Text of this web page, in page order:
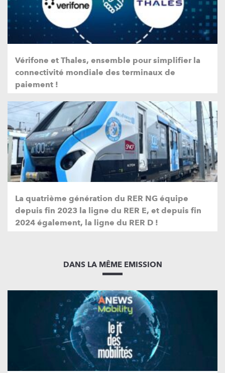
Vérifone et Thales, ensemble pour simplifier la
connectivité mondiale des terminaux de
paiement !
La quatrième génération du RER NG équipe
depuis fin 2023 la ligne du RER E, et depuis fin
2024 également, la ligne du RER D !
DANS LA MÊME EMISSION